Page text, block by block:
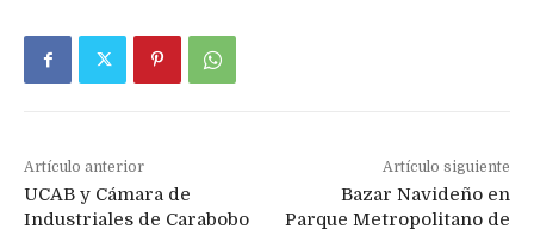
Artículo anterior
UCAB y Cámara de
Industriales de Carabobo
Artículo siguiente
Bazar Navideño en
Parque Metropolitano de